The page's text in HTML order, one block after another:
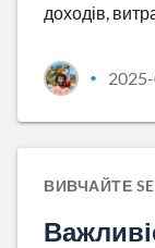
доходів,
•
ВИВЧАЙТЕ